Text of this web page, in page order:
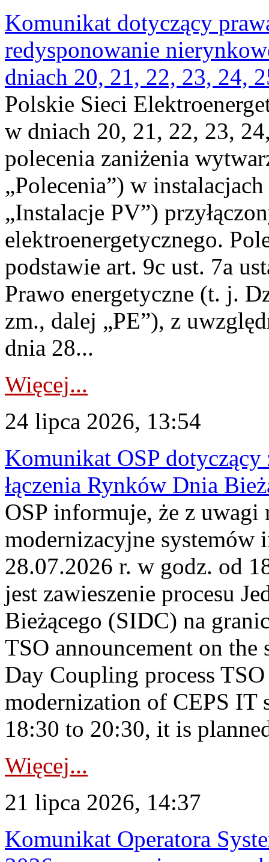
Komunikat dotyczący
redysponowanie
dniach 20, 21, 22, 23, 24,
Polskie Sieci
w dniach 20, 21, 22, 23,
polecenia zaniżenia
„Polecenia”) w
„Instalacje PV”)
elektroenergetycznego.
podstawie art. 9c ust. 7a
Prawo energetyczne (t. j.
zm., dalej „PE”), z
dnia 28...
Więcej...
24 lipca 2026, 13:54
Komunikat OSP dotyczący
łączenia Rynków Dnia
OSP informuje, że z uwagi
modernizacyjne
28.07.2026 r. w godz. od
jest zawieszenie procesu
Bieżącego (SIDC) na
TSO announcement on
Day Coupling process
modernization of CEPS IT
18:30 to 20:30, it is
Więcej...
21 lipca 2026, 14:37
Komunikat Operatora